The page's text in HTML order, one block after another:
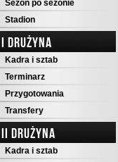
Sezon po sezonie
Stadion
I DRUŻYNA
Kadra i sztab
Terminarz
Przygotowania
Transfery
II DRUŻYNA
Kadra i sztab